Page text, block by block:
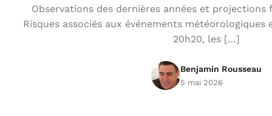
Observations des dernières années et projections
Risques associés aux événements météorologiques
20h20, les […]
Benjamin Rousseau
5 mai 2026